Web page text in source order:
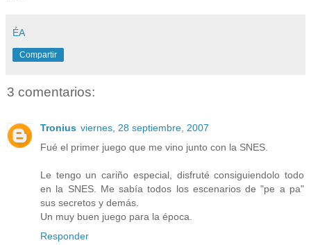
ÉA
Compartir
3 comentarios:
Tronius viernes, 28 septiembre, 2007
Fué el primer juego que me vino junto con la SNES.
Le tengo un cariño especial, disfruté consiguiendolo todo
en la SNES. Me sabía todos los escenarios de "pe a pa"
sus secretos y demás.
Un muy buen juego para la época.
Responder